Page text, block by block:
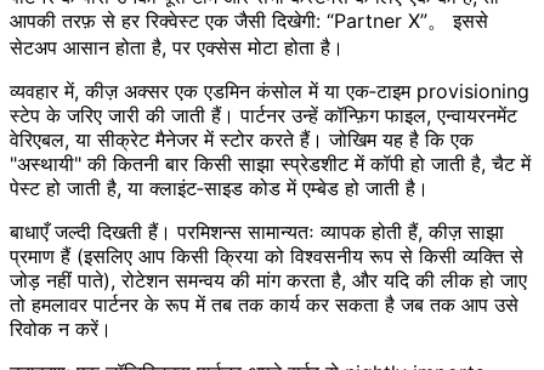
आपकी तरफ़ से हर रिक्वेस्ट एक जैसी दिखेगी: “Partner X”。 इससे
सेटअप आसान होता है, पर एक्सेस मोटा होता है।
व्यवहार में, कीज़ अक्सर एक एडमिन कंसोल में या एक‑टाइम provisioning
स्टेप के जरिए जारी की जाती हैं। पार्टनर उन्हें कॉन्फ़िग फाइल, एन्वायरनमेंट
वेरिएबल, या सीक्रेट मैनेजर में स्टोर करते हैं। जोखिम यह है कि एक
"अस्थायी" की कितनी बार किसी साझा स्प्रेडशीट में कॉपी हो जाती है, चैट में
पेस्ट हो जाती है, या क्लाइंट‑साइड कोड में एम्बेड हो जाती है।
बाधाएँ जल्दी दिखती हैं। परमिशन्स सामान्यतः व्यापक होती हैं, कीज़ साझा
प्रमाण हैं (इसलिए आप किसी क्रिया को विश्वसनीय रूप से किसी व्यक्ति से
जोड़ नहीं पाते), रोटेशन समन्वय की मांग करता है, और यदि की लीक हो जाए
तो हमलावर पार्टनर के रूप में तब तक कार्य कर सकता है जब तक आप उसे
रिवोक न करें।